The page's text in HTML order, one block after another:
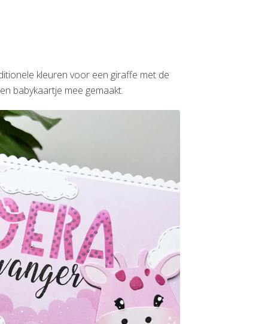
kleuren voor een giraffe met de
babykaartje mee gemaakt.